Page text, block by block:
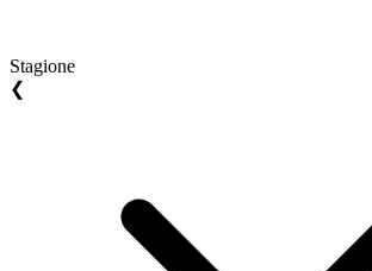
Stagione
❮